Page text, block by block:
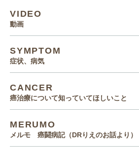
VIDEO
動画
SYMPTOM
症状、病気
CANCER
癌治療について知っていてほしいこと
MERUMO
メルモ 癌闘病記（DRりえのお話より）